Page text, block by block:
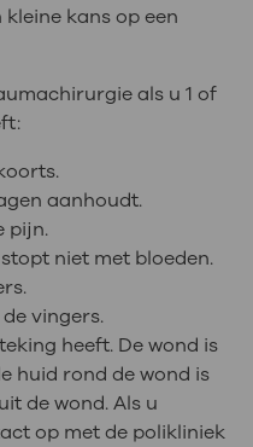
kans op een
als u 1 of
aanhoudt.
pijn.
niet met bloeden.
vingers.
heeft. De wond is
huid rond de wond is
de wond. Als u
op met de polikliniek